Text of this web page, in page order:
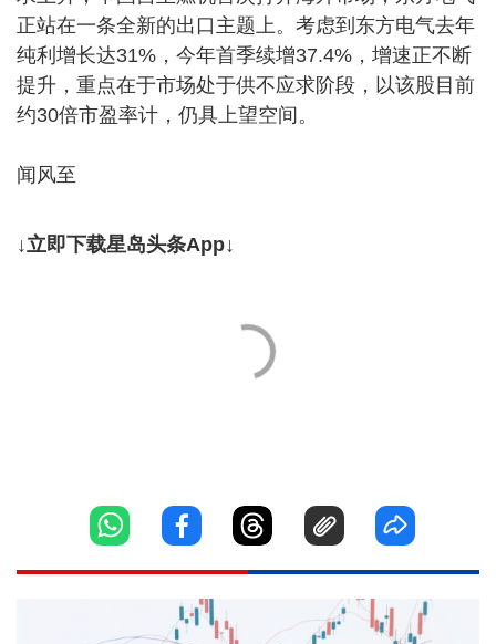
正站在一条全新的出口主题上。考虑到东方电气去年
纯利增长达31%，今年首季续增37.4%，增速正不断
提升，重点在于市场处于供不应求阶段，以该股目前
约30倍市盈率计，仍具上望空间。
闻风至
↓立即下载星岛头条App↓